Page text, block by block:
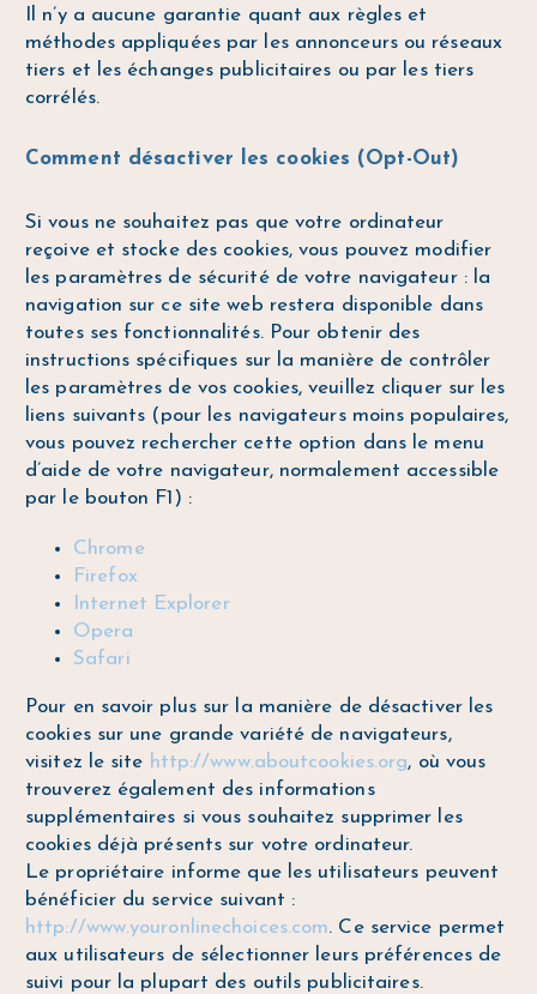
Il n’y a aucune garantie quant aux règles et
méthodes appliquées par les annonceurs ou réseaux
tiers et les échanges publicitaires ou par les tiers
corrélés.
Comment désactiver les cookies (Opt-Out)
Si vous ne souhaitez pas que votre ordinateur
reçoive et stocke des cookies, vous pouvez modifier
les paramètres de sécurité de votre navigateur : la
navigation sur ce site web restera disponible dans
toutes ses fonctionnalités. Pour obtenir des
instructions spécifiques sur la manière de contrôler
les paramètres de vos cookies, veuillez cliquer sur les
liens suivants (pour les navigateurs moins populaires,
vous pouvez rechercher cette option dans le menu
d’aide de votre navigateur, normalement accessible
par le bouton F1) :
Chrome
Firefox
Internet Explorer
Opera
Safari
Pour en savoir plus sur la manière de désactiver les
cookies sur une grande variété de navigateurs,
visitez le site http://www.aboutcookies.org, où vous
trouverez également des informations
supplémentaires si vous souhaitez supprimer les
cookies déjà présents sur votre ordinateur.
Le propriétaire informe que les utilisateurs peuvent
bénéficier du service suivant :
http://www.youronlinechoices.com. Ce service permet
aux utilisateurs de sélectionner leurs préférences de
suivi pour la plupart des outils publicitaires.